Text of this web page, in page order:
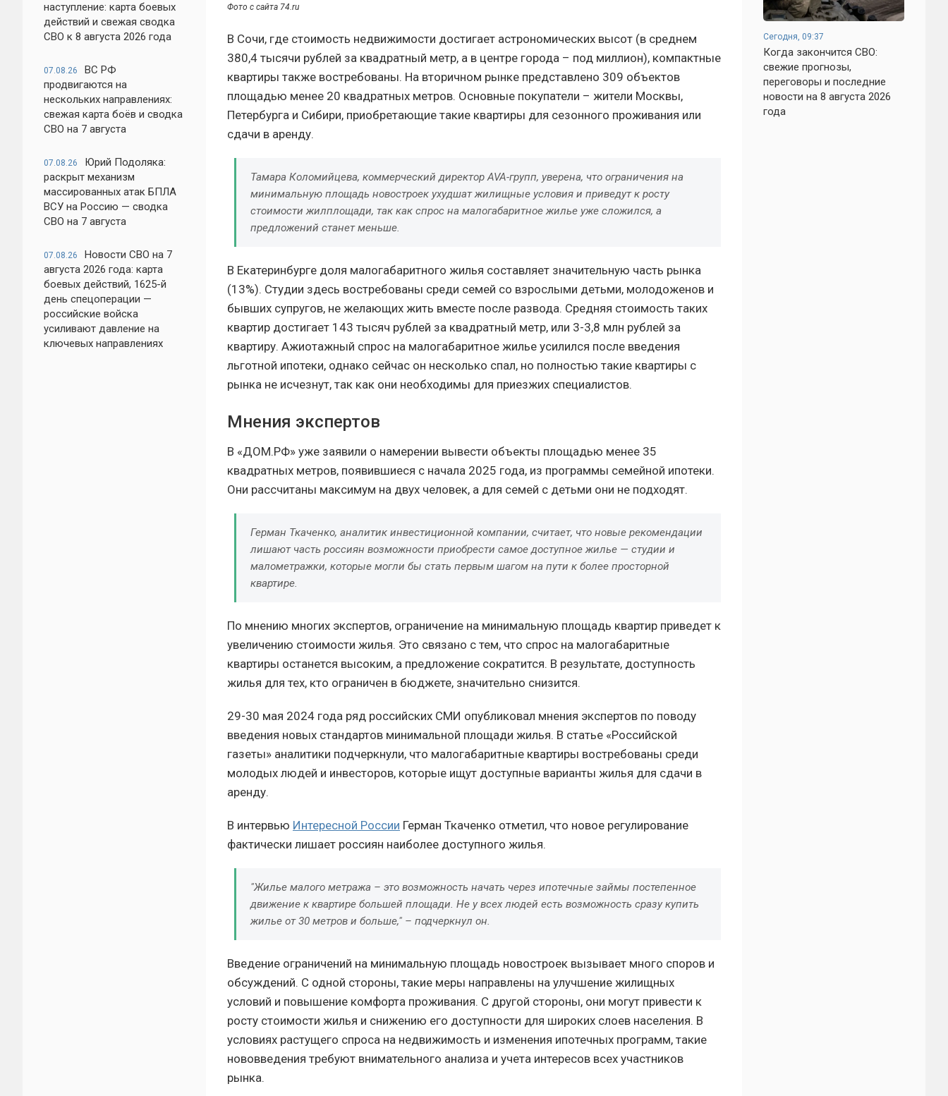
наступление: карта боевых
действий и свежая сводка
СВО к 8 августа 2026 года
07.08.26
ВС РФ
продвигаются на
нескольких направлениях:
свежая карта боёв и сводка
СВО на 7 августа
07.08.26
Юрий Подоляка:
раскрыт механизм
массированных атак БПЛА
ВСУ на Россию — сводка
СВО на 7 августа
07.08.26
Новости СВО на 7
августа 2026 года: карта
боевых действий, 1625-й
день спецоперации —
российские войска
усиливают давление на
ключевых направлениях
Фото с сайта 74.ru
В Сочи, где стоимость недвижимости достигает астрономических высот (в среднем
380,4 тысячи рублей за квадратный метр, а в центре города – под миллион), компактные
квартиры также востребованы. На вторичном рынке представлено 309 объектов
площадью менее 20 квадратных метров. Основные покупатели – жители Москвы,
Петербурга и Сибири, приобретающие такие квартиры для сезонного проживания или
сдачи в аренду.
Тамара Коломийцева, коммерческий директор AVA-групп, уверена, что ограничения на
минимальную площадь новостроек ухудшат жилищные условия и приведут к росту
стоимости жилплощади, так как спрос на малогабаритное жилье уже сложился, а
предложений станет меньше.
В Екатеринбурге доля малогабаритного жилья составляет значительную часть рынка
(13%). Студии здесь востребованы среди семей со взрослыми детьми, молодоженов и
бывших супругов, не желающих жить вместе после развода. Средняя стоимость таких
квартир достигает 143 тысяч рублей за квадратный метр, или 3-3,8 млн рублей за
квартиру. Ажиотажный спрос на малогабаритное жилье усилился после введения
льготной ипотеки, однако сейчас он несколько спал, но полностью такие квартиры с
рынка не исчезнут, так как они необходимы для приезжих специалистов.
Мнения экспертов
В «ДОМ.РФ» уже заявили о намерении вывести объекты площадью менее 35
квадратных метров, появившиеся с начала 2025 года, из программы семейной ипотеки.
Они рассчитаны максимум на двух человек, а для семей с детьми они не подходят.
Герман Ткаченко, аналитик инвестиционной компании, считает, что новые рекомендации
лишают часть россиян возможности приобрести самое доступное жилье — студии и
малометражки, которые могли бы стать первым шагом на пути к более просторной
квартире.
По мнению многих экспертов, ограничение на минимальную площадь квартир приведет к
увеличению стоимости жилья. Это связано с тем, что спрос на малогабаритные
квартиры останется высоким, а предложение сократится. В результате, доступность
жилья для тех, кто ограничен в бюджете, значительно снизится.
29-30 мая 2024 года ряд российских СМИ опубликовал мнения экспертов по поводу
введения новых стандартов минимальной площади жилья. В статье «Российской
газеты» аналитики подчеркнули, что малогабаритные квартиры востребованы среди
молодых людей и инвесторов, которые ищут доступные варианты жилья для сдачи в
аренду.
В интервью Интересной России Герман Ткаченко отметил, что новое регулирование
фактически лишает россиян наиболее доступного жилья.
"Жилье малого метража – это возможность начать через ипотечные займы постепенное
движение к квартире большей площади. Не у всех людей есть возможность сразу купить
жилье от 30 метров и больше," – подчеркнул он.
Введение ограничений на минимальную площадь новостроек вызывает много споров и
обсуждений. С одной стороны, такие меры направлены на улучшение жилищных
условий и повышение комфорта проживания. С другой стороны, они могут привести к
росту стоимости жилья и снижению его доступности для широких слоев населения. В
условиях растущего спроса на недвижимость и изменения ипотечных программ, такие
нововведения требуют внимательного анализа и учета интересов всех участников
рынка.
Сегодня, 09:37
Когда закончится СВО:
свежие прогнозы,
переговоры и последние
новости на 8 августа 2026
года